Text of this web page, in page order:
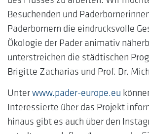
Besuchenden und
Paderbornern die eindrucksvolle
Ökologie der Pader animativ
unterstreichen die städtischen
Brigitte Zacharias und Prof. Dr.
Unterwww.pader-europe.eu
Interessierte über das Projekt
hinaus gibt es auch über den